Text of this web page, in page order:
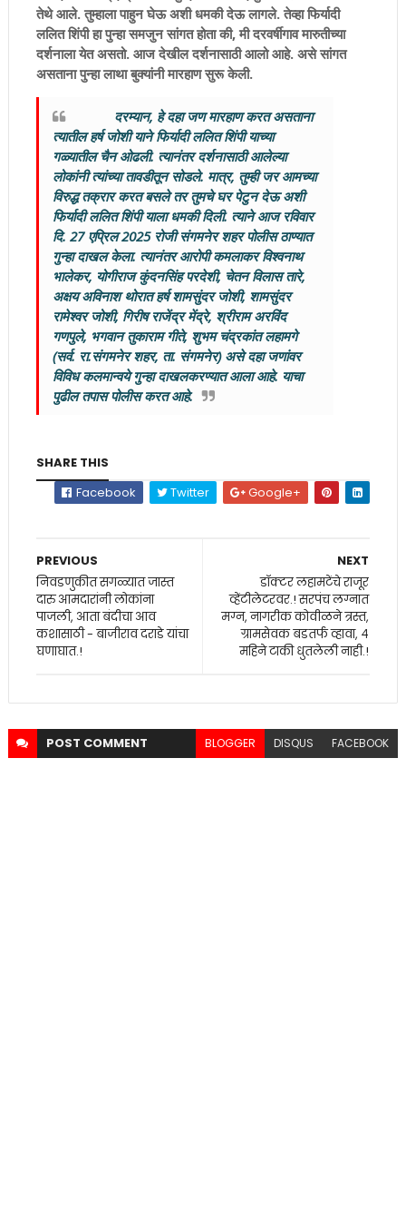
तेथे आले. तुम्हाला पाहुन घेऊ अशी धमकी देऊ लागले. तेव्हा फिर्यादी
ललित शिंपी हा पुन्हा समजुन सांगत होता की, मी दरवर्षीगाव मारुतीच्या
दर्शनाला येत असतो. आज देखील दर्शनासाठी आलो आहे. असे सांगत
असताना पुन्हा लाथा बुक्यांनी मारहाण सुरू केली.
दरम्यान, हे दहा जण मारहाण करत असताना
त्यातील हर्ष जोशी याने फिर्यादी ललित शिंपी याच्या
गळ्यातील चैन ओढली. त्यानंतर दर्शनासाठी आलेल्या
लोकांनी त्यांच्या तावडीतून सोडले. मात्र, तुम्ही जर आमच्या
विरुद्ध तक्रार करत बसले तर तुमचे घर पेटुन देऊ अशी
फिर्यादी ललित शिंपी याला धमकी दिली. त्याने आज रविवार
दि. 27 एप्रिल 2025 रोजी संगमनेर शहर पोलीस ठाण्यात
गुन्हा दाखल केला. त्यानंतर आरोपी कमलाकर विश्वनाथ
भालेकर, योगीराज कुंदनसिंह परदेशी, चेतन विलास तारे,
अक्षय अविनाश थोरात हर्ष शामसुंदर जोशी, शामसुंदर
रामेश्वर जोशी, गिरीष राजेंद्र मेंद्रे, श्रीराम अरविंद
गणपुले, भगवान तुकाराम गीते, शुभम चंद्रकांत लहामगे
(सर्व. रा.संगमनेर शहर, ता. संगमनेर) असे दहा जणांवर
विविध कलमान्वये गुन्हा दाखलकरण्यात आला आहे. याचा
पुढील तपास पोलीस करत आहे.
SHARE THIS
Facebook
Twitter Google+
NEXT
डॉक्टर लहामटेंचे राजूर
व्हेंटीलेटरवर.! सरपंच लग्नात
मग्न, नागरीक कोवीळने त्रस्त,
ग्रामसेवक बडतर्फ व्हावा, ४
महिने टाकी धुतलेली नाही.!
PREVIOUS
निवडणुकीत सगळ्यात जास्त
दारु आमदारांनी लोकांना
पाजली, आता बंदीचा आव
कशासाठी - बाजीराव दराडे यांचा
घणाघात.!
POST COMMENT BLOGGER DISQUS FACEBOOK